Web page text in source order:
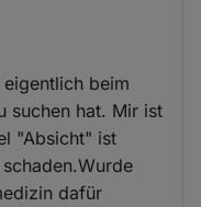
beim
suchen hat. Mir ist
"Absicht" ist
dafür